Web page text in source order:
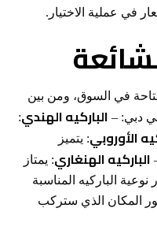
في عملية الاختيار.
في السوق، ومن بين
في دبي: – الباركيه الهندي:
الأوروبي: يتميز
الباركيه الهنغاري: يمتاز
نوعية الباركيه المناسبة
المكان الذي ستركب